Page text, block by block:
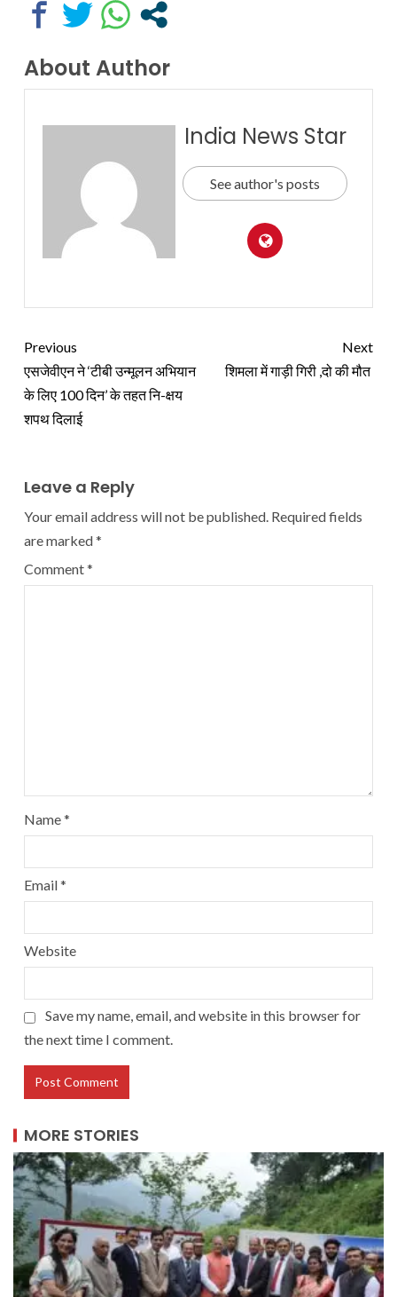
About Author
India News Star
See author's posts
Previous
एसजेवीएन ने ‘टीबी उन्मूलन अभियान
के लिए 100 दिन’ के तहत नि-क्षय
शपथ दिलाई
Next
शिमला में गाड़ी गिरी ,दो की मौत
Leave a Reply
Your email address will not be published. Required fields
are marked*
Comment*
Name*
Email*
Website
Save my name, email, and website in this browser for
the next time I comment.
MORE STORIES